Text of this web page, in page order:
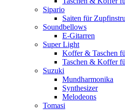
Sipario
Saiten für
Soundbellows
E-Gitarren
Super Light
Koffer & Taschen
Taschen & Koffer
Suzuki
Mundharmonika
Synthesizer
Melodeons
Tomasi